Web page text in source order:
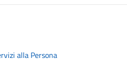
alla Persona